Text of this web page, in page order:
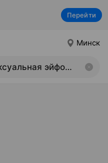
Перейти
Минск